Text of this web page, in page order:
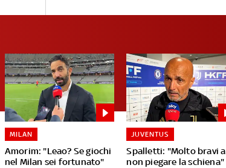
Amorim: "Leao? Se giochi
nel Milan sei fortunato"
MILAN
Spalletti: "Molto bravi a
non piegare la schiena"
JUVENTUS